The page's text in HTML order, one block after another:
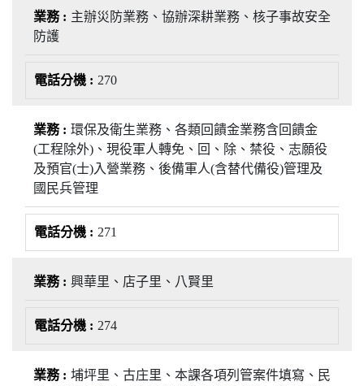
主辦災防業務、協辦深耕業務、核子事故安全
防護
270
環保及衛生業務、各類回饋金業務含回饋金
(工程除外)、現役軍人轉免、回、除、禁役、志願役
及預官(士)入營業務、後備軍人(含替代備役)管理及
國民兵管理
271
興華里、店子里、八賢里
274
埔坪里、古庄里、本課各項列管案件填寫、民